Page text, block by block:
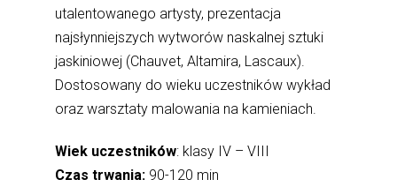
utalentowanego artysty, prezentacja
najsłynniejszych wytworów naskalnej sztuki
jaskiniowej (Chauvet, Altamira, Lascaux).
Dostosowany do wieku uczestników wykład
oraz warsztaty malowania na kamieniach.
Wiek uczestników: klasy IV – VIII
Czas trwania: 90-120 min